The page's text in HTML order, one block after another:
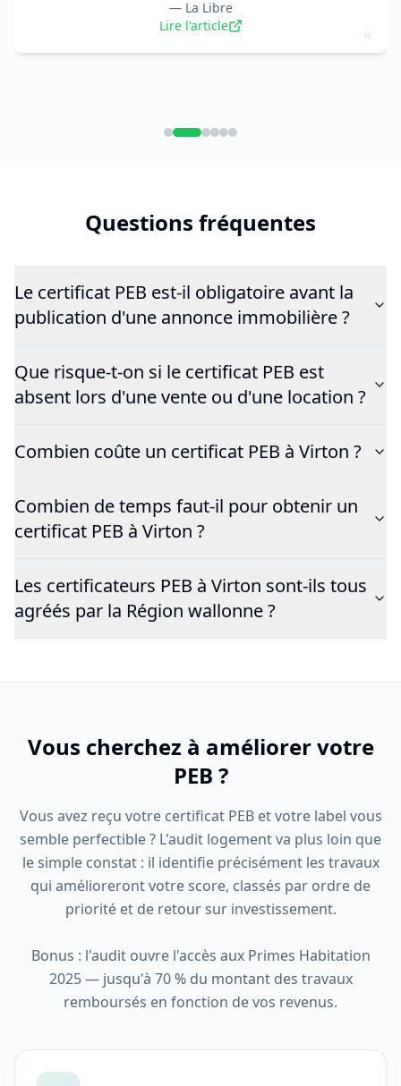
"
— La Libre
Lire l'article
Questions fréquentes
Le certificat PEB est-il obligatoire avant la
publication d'une annonce immobilière ?
Que risque-t-on si le certificat PEB est
absent lors d'une vente ou d'une location ?
Combien coûte un certificat PEB à Virton ?
Combien de temps faut-il pour obtenir un
certificat PEB à Virton ?
Les certificateurs PEB à Virton sont-ils tous
agréés par la Région wallonne ?
Vous cherchez à améliorer votre
PEB ?
Vous avez reçu votre certificat PEB et votre label vous
semble perfectible ? L'audit logement va plus loin que
le simple constat : il identifie précisément les travaux
qui amélioreront votre score, classés par ordre de
priorité et de retour sur investissement.
Bonus : l'audit ouvre l'accès aux Primes Habitation
2025 — jusqu'à 70 % du montant des travaux
remboursés en fonction de vos revenus.